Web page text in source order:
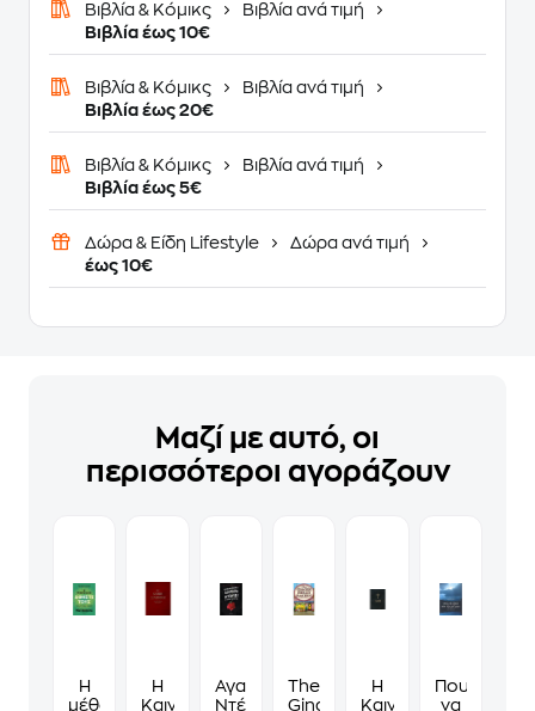
Βιβλία & Κόμικς
Βιβλία ανά τιμή
Βιβλία έως 10€
Βιβλία & Κόμικς
Βιβλία ανά τιμή
Βιβλία έως 20€
Βιβλία & Κόμικς
Βιβλία ανά τιμή
Βιβλία έως 5€
Δώρα & Είδη Lifestyle
Δώρα ανά τιμή
έως 10€
Μαζί με αυτό, οι
περισσότεροι αγοράζουν
Η
μέθοδος
Η
Καινή
Αγαπητή
Ντέμπι
The
Gingerbread
Η
Καινή
Που
να